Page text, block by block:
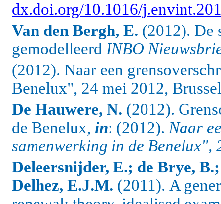
dx.doi.org/10.1016/
Van den Bergh, E. (2012). De
gemodelleerd INBO
(2012). Naar een
Benelux", 24 mei 2012,
De Hauwere, N. (2012).
de Benelux, in: (2012).Naar
samenwerking in de Benelux",
Deleersnijder, E.; de Brye,
Delhez, E.J.M. (2011). A